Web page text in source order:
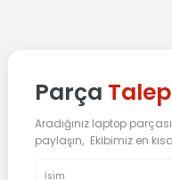
Parça
Aradığınız laptop
paylaşın, Ekibimiz en